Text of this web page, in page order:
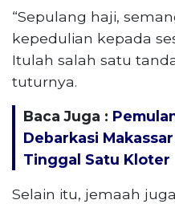
“Sepulang haji,
kepedulian kepada
Itulah salah satu
tuturnya.
Baca Juga :
Debarkasi
Tinggal Satu Kloter
Selain itu, jemaah